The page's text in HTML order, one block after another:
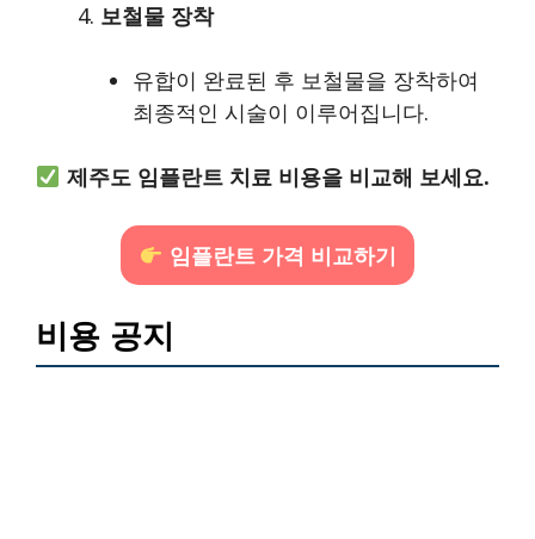
보철물 장착
유합이 완료된 후 보철물을 장착하여
최종적인 시술이 이루어집니다.
제주도 임플란트 치료 비용을 비교해 보세요.
임플란트 가격 비교하기
비용 공지